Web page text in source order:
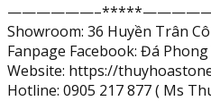
Showroom: 36 Huyền Trân
Fanpage Facebook: Đá
Website: https://
Hotline: 0905 217 877 ( Ms